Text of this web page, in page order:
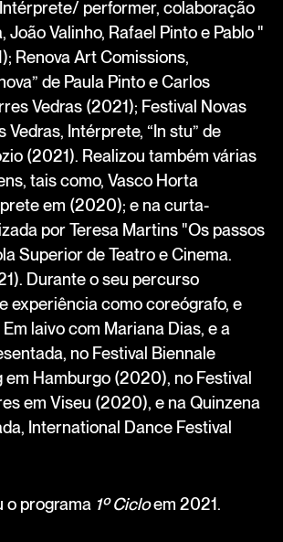
performer, colaboração
João Valinho, Rafael Pinto e Pablo "
Renova Art Comissions,
de Paula Pinto e Carlos
Vedras (2021); Festival Novas
Vedras, Intérprete, “In stu” de
(2021). Realizou também várias
tais como, Vasco Horta
em (2020); e na curta-
por Teresa Martins "Os passos
Superior de Teatro e Cinema.
Durante o seu percurso
experiência como coreógrafo, e
laivo com Mariana Dias, e a
no Festival Biennale
em Hamburgo (2020), no Festival
em Viseu (2020), e na Quinzena
International Dance Festival
o programa 1º Cicloem 2021.